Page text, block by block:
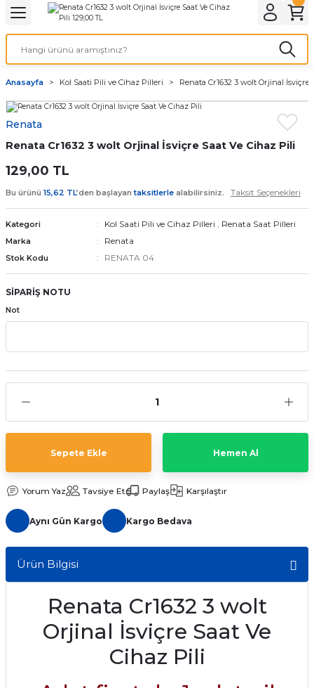
& ELEKTİRİK AYDINLATMA & ELEKTRİK
ve Cihaz Pilleri
ÇEŞİTLERİ
Kordon Çeşitleri
saat kordonu
Kordonları
Anasayfa Kol Saati Pili ve Cihaz Pilleri Renata Cr1632 3 wolt Orjinal İsviçre
Renata
Renata Cr1632 3 wolt Orjinal İsviçre Saat Ve Cihaz Pili
129,00 TL
Bu ürünü 15,62 TL’den başlayantaksitlerle alabilirsiniz. Taksit Seçenekleri
Kategori Kol Saati Pili ve Cihaz Pilleri , Renata Saat Pilleri
Marka Renata
Stok Kodu RENATA 04
SİPARİŞ NOTU
Not
Sepete Ekle Hemen Al
Yorum Yaz Tavsiye Et Paylaş Karşılaştır
Aynı Gün Kargo Kargo Bedava
Ürün Bilgisi
Renata Cr1632 3 wolt
Orjinal İsviçre Saat Ve
Cihaz Pili